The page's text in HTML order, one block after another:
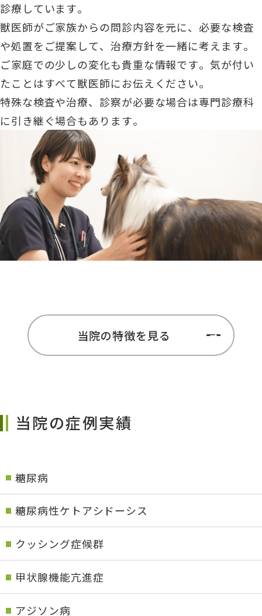
診療しています。
獣医師がご家族からの問診内容を元に、必要な検査
や処置をご提案して、治療方針を一緒に考えます。
ご家庭での少しの変化も貴重な情報です。気が付い
たことはすべて獣医師にお伝えください。
特殊な検査や治療、診察が必要な場合は専門診療科
に引き継ぐ場合もあります。
当院の特徴を見る
当院の症例実績
糖尿病
糖尿病性ケトアシドーシス
クッシング症候群
甲状腺機能亢進症
アジソン病